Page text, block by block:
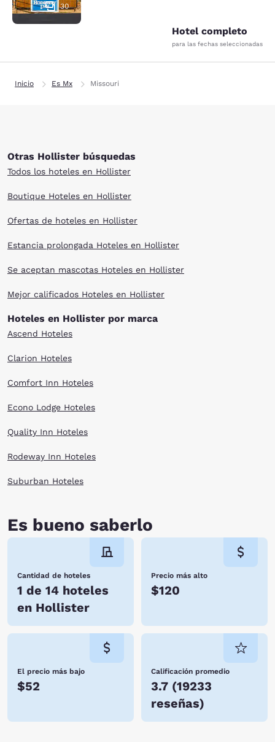
30
Hotel completo
para las fechas seleccionadas
Inicio Es Mx Missouri
Otras Hollister búsquedas
Todos los hoteles en Hollister
Boutique Hoteles en Hollister
Ofertas de hoteles en Hollister
Estancia prolongada Hoteles en Hollister
Se aceptan mascotas Hoteles en Hollister
Mejor calificados Hoteles en Hollister
Hoteles en Hollister por marca
Ascend Hoteles
Clarion Hoteles
Comfort Inn Hoteles
Econo Lodge Hoteles
Quality Inn Hoteles
Rodeway Inn Hoteles
Suburban Hoteles
Es bueno saberlo
Cantidad de hoteles
1 de 14 hoteles
en Hollister
Precio más alto
$120
El precio más bajo
$52
Calificación promedio
3.7 (19233
reseñas)